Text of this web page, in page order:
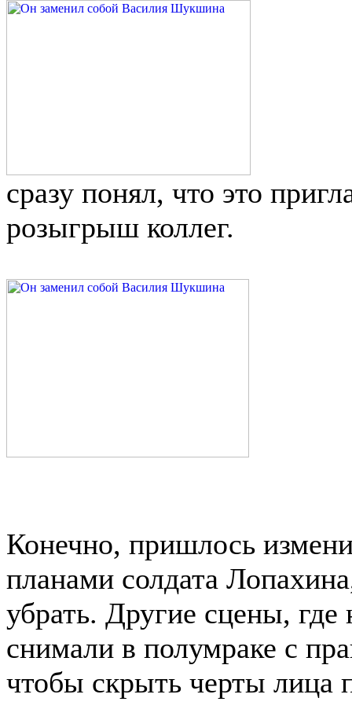
сразу понял, что это
розыгрыш коллег.
Конечно, пришлось
планами солдата
убрать. Другие сцены, где
снимали в полумраке с
чтобы скрыть черты лица